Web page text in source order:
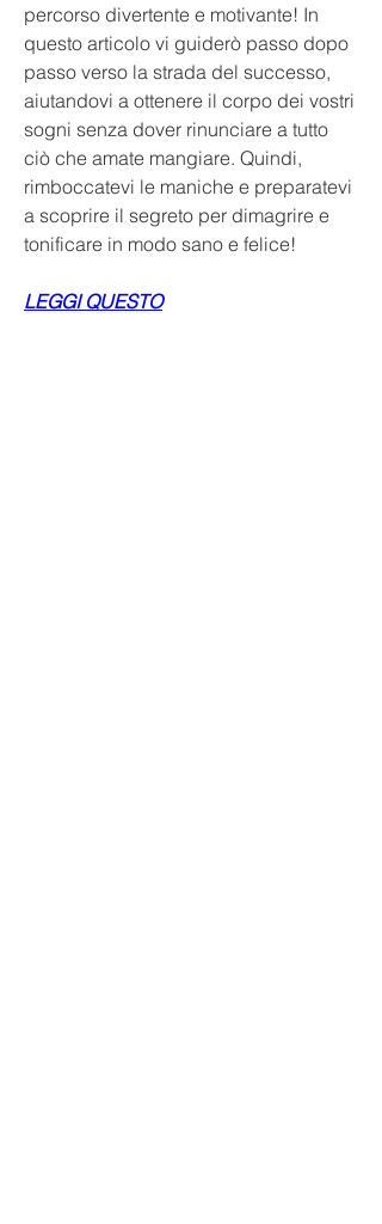
percorso divertente e motivante! In
questo articolo vi guiderò passo dopo
passo verso la strada del successo,
aiutandovi a ottenere il corpo dei vostri
sogni senza dover rinunciare a tutto
ciò che amate mangiare. Quindi,
rimboccatevi le maniche e preparatevi
a scoprire il segreto per dimagrire e
tonificare in modo sano e felice!
LEGGI QUESTO